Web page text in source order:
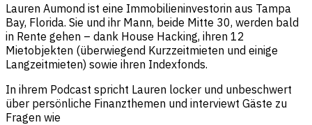
Lauren Aumond ist eine Immobilieninvestorin aus Tampa
Bay, Florida. Sie und ihr Mann, beide Mitte 30, werden bald
in Rente gehen – dank House Hacking, ihren 12
Mietobjekten (überwiegend Kurzzeitmieten und einige
Langzeitmieten) sowie ihren Indexfonds.
In ihrem Podcast spricht Lauren locker und unbeschwert
über persönliche Finanzthemen und interviewt Gäste zu
Fragen wie